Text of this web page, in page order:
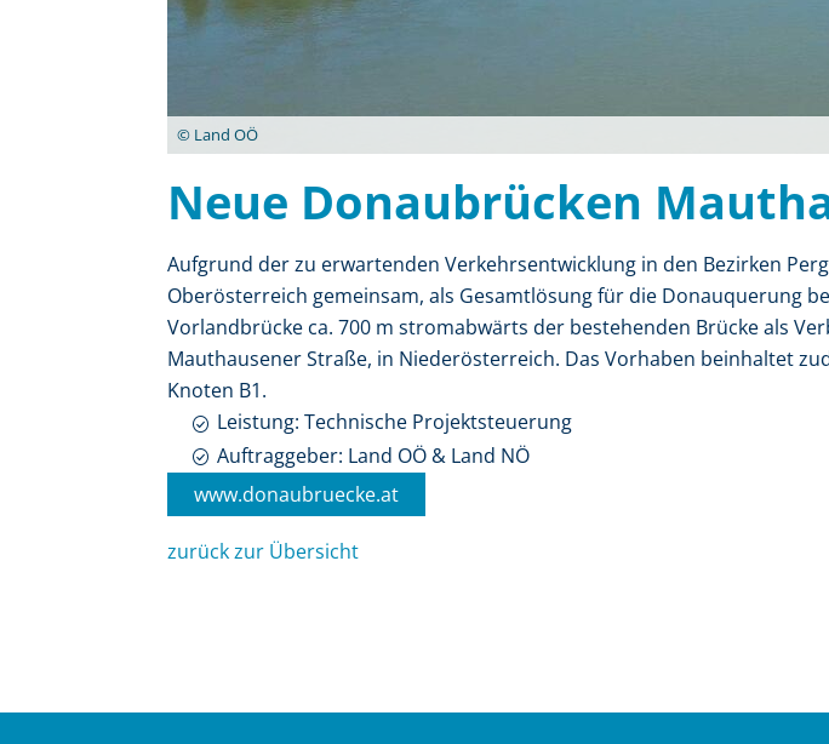
© Land OÖ
Neue Donaubrücken
Aufgrund der zu erwartenden Verkehrsentwicklung in den Bezirken
Oberösterreich gemeinsam, als Gesamtlösung für die Donauquerung
Vorlandbrücke ca. 700 m stromabwärts der bestehenden Brücke als
Mauthausener Straße, in Niederösterreich. Das Vorhaben beinhaltet
Knoten B1.
Leistung: Technische Projektsteuerung
Auftraggeber: Land OÖ & Land NÖ
www.donaubruecke.at
zurück zur Übersicht